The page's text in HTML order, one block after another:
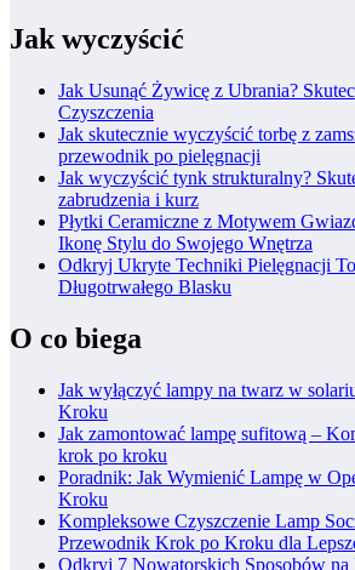
Jak wyczyścić
Jak Usunąć Żywicę z Ubrania?
Czyszczenia
Jak skutecznie wyczyścić torbę z
przewodnik po pielęgnacji
Jak wyczyścić tynk strukturalny?
zabrudzenia i kurz
Płytki Ceramiczne z Motywem
Ikonę Stylu do Swojego Wnętrza
Odkryj Ukryte Techniki Pielęgnacji
Długotrwałego Blasku
O co biega
Jak wyłączyć lampy na twarz w
Kroku
Jak zamontować lampę sufitową –
krok po kroku
Poradnik: Jak Wymienić Lampę w
Kroku
Kompleksowe Czyszczenie Lamp
Przewodnik Krok po Kroku dla
Odkryj 7 Nowatorskich Sposobów na